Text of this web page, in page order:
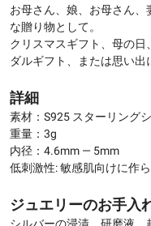
お母さん、娘、お母さん、
な贈り物として。
クリスマスギフト、母の
ダルギフト、または思い出
詳細
素材：S925 スターリング
重量：3g
内径：4.6mm — 5mm
低刺激性: 敏感肌向けに作
ジュエリーのお手入